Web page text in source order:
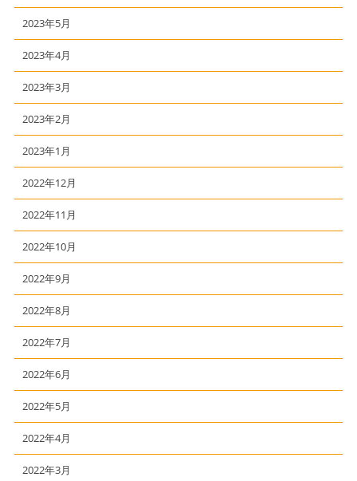
2023年5月
2023年4月
2023年3月
2023年2月
2023年1月
2022年12月
2022年11月
2022年10月
2022年9月
2022年8月
2022年7月
2022年6月
2022年5月
2022年4月
2022年3月